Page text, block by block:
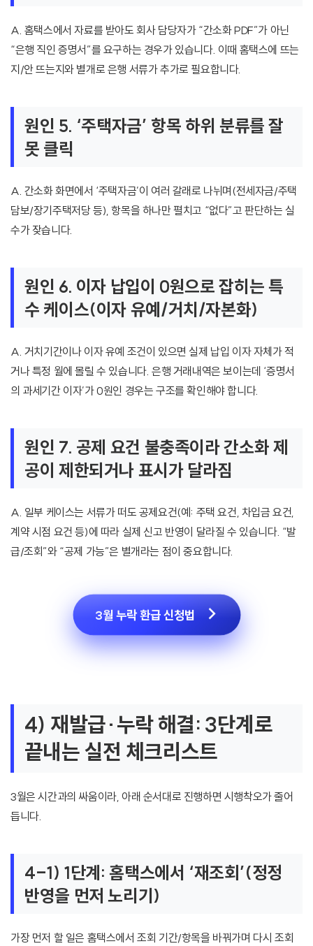
A. 홈택스에서 자료를 받아도 회사 담당자가 “간소화 PDF”가 아닌
“은행 직인 증명서”를 요구하는 경우가 있습니다. 이때 홈택스에 뜨는
지/안 뜨는지와 별개로 은행 서류가 추가로 필요합니다.
원인 5. ‘주택자금’ 항목 하위 분류를 잘
못 클릭
A. 간소화 화면에서 ‘주택자금’이 여러 갈래로 나뉘며(전세자금/주택
담보/장기주택저당 등), 항목을 하나만 펼치고 “없다”고 판단하는 실
수가 잦습니다.
원인 6. 이자 납입이 0원으로 잡히는 특
수 케이스(이자 유예/거치/자본화)
A. 거치기간이나 이자 유예 조건이 있으면 실제 납입 이자 자체가 적
거나 특정 월에 몰릴 수 있습니다. 은행 거래내역은 보이는데 ‘증명서
의 과세기간 이자’가 0원인 경우는 구조를 확인해야 합니다.
원인 7. 공제 요건 불충족이라 간소화 제
공이 제한되거나 표시가 달라짐
A. 일부 케이스는 서류가 떠도 공제요건(예: 주택 요건, 차입금 요건,
계약 시점 요건 등)에 따라 실제 신고 반영이 달라질 수 있습니다. “발
급/조회”와 “공제 가능”은 별개라는 점이 중요합니다.
3월 누락 환급 신청법
4) 재발급·누락 해결: 3단계로
끝내는 실전 체크리스트
3월은 시간과의 싸움이라, 아래 순서대로 진행하면 시행착오가 줄어
듭니다.
4-1) 1단계: 홈택스에서 ‘재조회’(정정
반영을 먼저 노리기)
가장 먼저 할 일은 홈택스에서 조회 기간/항목을 바꿔가며 다시 조회